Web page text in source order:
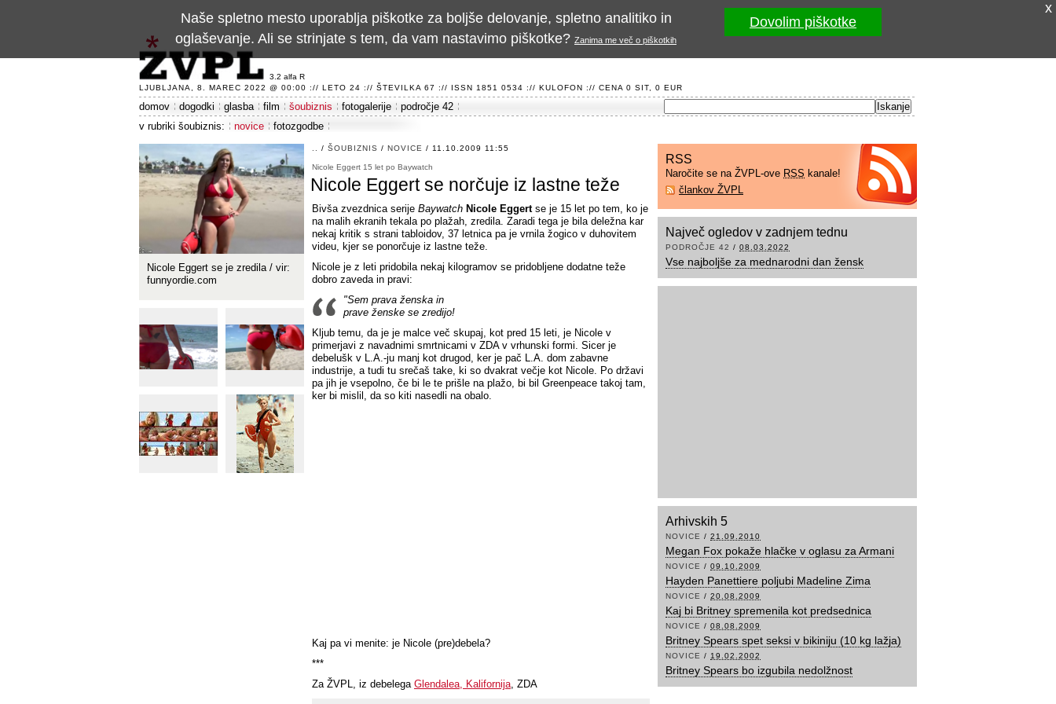
3.2 alfa R
LJUBLJANA, 8. MAREC 2022 @ 00:00 :// LETO 24 :// ŠTEVILKA 67 :// ISSN 1851 0534 :// KULOFON :// CENA 0 SIT, 0 EUR
domov dogodki glasba film šoubiznis fotogalerije
področje 42
v rubriki šoubiznis:
novice fotozgodbe
/ ŠOUBIZNIS / NOVICE / 11.10.2009 11:55
Nicole Eggert 15 let po Baywatch
Nicole Eggert se norčuje iz lastne teže
Bivša zvezdnica serije Baywatch Nicole Eggertse je 15 let po tem, ko je
na malih ekranih tekala po plažah, zredila. Zaradi tega je bila deležna kar
nekaj kritik s strani tabloidov, 37 letnica pa je vrnila žogico v duhovitem
videu, kjer se ponorčuje iz lastne teže.
Nicole je z leti pridobila nekaj kilogramov se pridobljene dodatne teže
dobro zaveda in pravi:
"Sem prava ženska in
prave ženske se zredijo!
Kljub temu, da je je malce več skupaj, kot pred 15 leti, je Nicole v
primerjavi z navadnimi smrtnicami v ZDA v vrhunski formi. Sicer je
debelušk v L.A.-ju manj kot drugod, ker je pač L.A. dom zabavne
industrije, a tudi tu srečaš take, ki so dvakrat večje kot Nicole. Po državi
pa jih je vsepolno, če bi le te prišle na plažo, bi bil Greenpeace takoj tam,
ker bi mislil, da so kiti nasedli na obalo.
Kaj pa vi menite: je Nicole (pre)debela?
***
Za ŽVPL, iz debelega Glendalea, Kalifornija, ZDA
Nicole Eggert se je zredila / vir:
funnyordie.com
RSS
Naročite se na ŽVPL-ove RSS kanale!
člankov ŽVPL
Največ ogledov v zadnjem tednu
PODROČJE 42 / 08.03.2022
Vse najboljše za mednarodni dan žensk
Arhivskih 5
NOVICE / 21.09.2010
Megan Fox pokaže hlačke v oglasu za Armani
NOVICE / 09.10.2009
Hayden Panettiere poljubi Madeline Zima
NOVICE / 20.08.2009
Kaj bi Britney spremenila kot predsednica
NOVICE / 08.08.2009
Britney Spears spet seksi v bikiniju (10 kg lažja)
NOVICE / 19.02.2002
Britney Spears bo izgubila nedolžnost
x
Naše spletno mesto uporablja piškotke za boljše delovanje, spletno analitiko in
oglaševanje. Ali se strinjate s tem, da vam nastavimo piškotke? Zanima me več o piškotkih
Dovolim piškotke